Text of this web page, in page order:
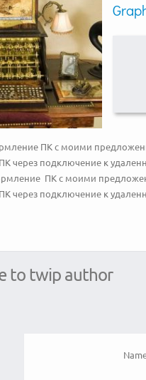
ПК с моими
через подключение к
ПК с моими
через подключение к
to twip author